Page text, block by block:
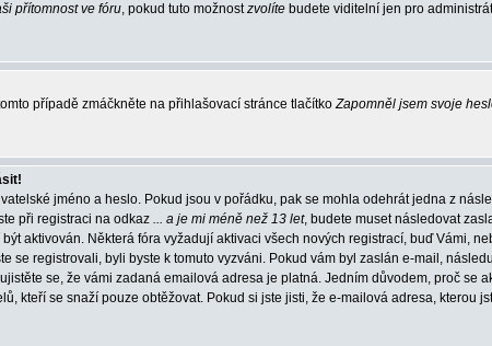
přítomnost ve fóru, pokud tuto možnostzvolíte budete viditelní jen pro
případě zmáčkněte na přihlašovací stránce tlačítkoZapomněl jsem svoje
jméno a heslo. Pokud jsou v pořádku, pak se mohla odehrát jedna z
při registraci na odkaz ... a je mi méně než 13 let, budete muset následovat
aktivován. Některá fóra vyžadují aktivaci všech nových registrací, buď Vámi,
se registrovali, byli byste k tomuto vyzváni. Pokud vám byl zaslán e-mail,
se, že vámi zadaná emailová adresa je platná. Jedním důvodem, proč se
kteří se snaží pouze obtěžovat. Pokud si jste jisti, že e-mailová adresa, kterou